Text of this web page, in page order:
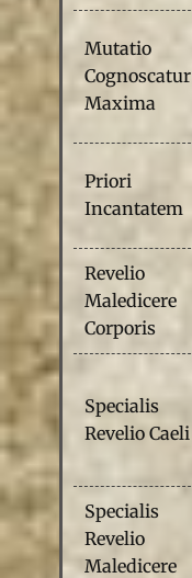
Mutatio
Cognoscatur
Maxima
Priori
Incantatem
Revelio
Maledicere
Corporis
Specialis
Revelio Caeli
Specialis
Revelio
Maledicere